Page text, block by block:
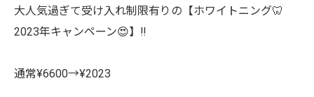
大人気過ぎて受け入れ制限有りの【ホワイトニング🦷
2023年キャンペーン😍】‼︎
通常¥6600→¥2023